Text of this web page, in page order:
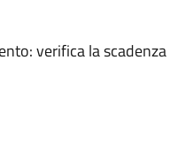
verifica la